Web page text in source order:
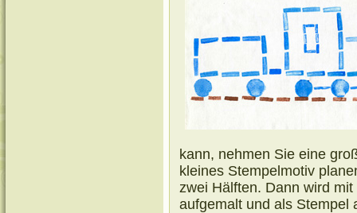
kann, nehmen Sie eine
kleines Stempelmotiv
zwei Hälften. Dann wird
aufgemalt und als Stempel